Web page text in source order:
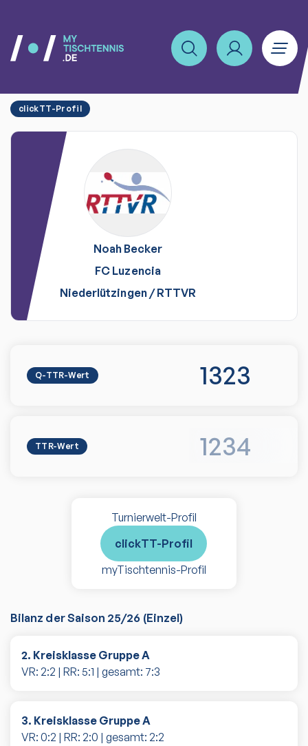
clickTT-Profil
Noah Becker
FC Luzencia
Niederlützingen/RTTVR
Q-TTR-Wert 1323
TTR-Wert 1234
Turnierwelt-Profil
clickTT-Profil
myTischtennis-Profil
Bilanz der Saison 25/26 (Einzel)
2. Kreisklasse Gruppe A
VR: 2:2 | RR: 5:1 | gesamt: 7:3
3. Kreisklasse Gruppe A
VR: 0:2 | RR: 2:0 | gesamt: 2:2